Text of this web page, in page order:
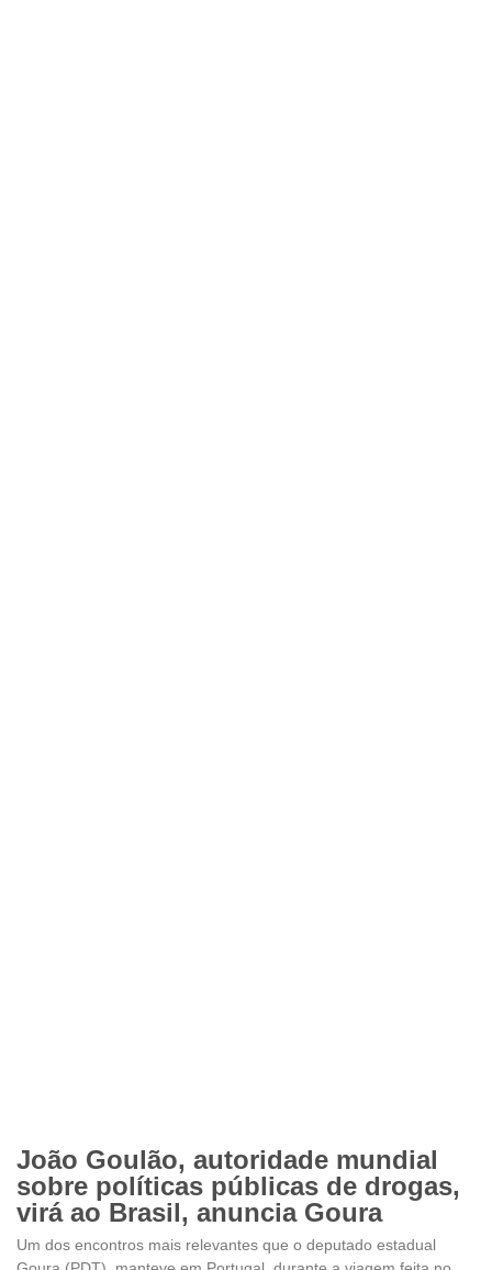
João Goulão, autoridade mundial
sobre políticas públicas de drogas,
virá ao Brasil, anuncia Goura
Um dos encontros mais relevantes que o deputado estadual